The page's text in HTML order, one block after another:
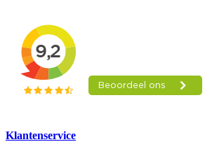
Klantenservice